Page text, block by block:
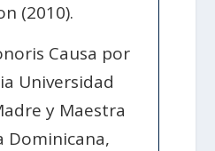
(2010).
Causa por
Universidad
y Maestra
Dominicana,